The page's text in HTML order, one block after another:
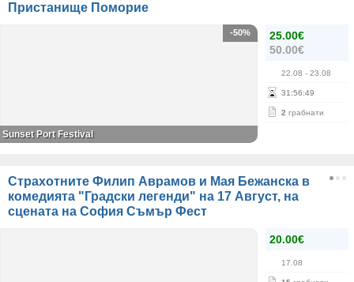
Пристанище Поморие
25.00€
50.00€
22.08 - 23.08
31 :56:49
2 грабнати
-50%
Sunset Port Festival
Страхотните Филип Аврамов и Мая Бежанска в
комедията "Градски легенди" на 17 Август, на
сцената на София Съмър Фест
20.00€
17.08